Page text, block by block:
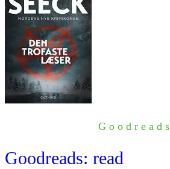
Goodreads
Goodreads: read